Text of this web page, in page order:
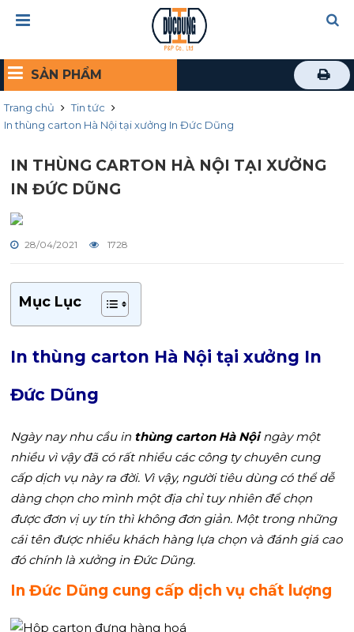
SẢN PHẨM
Trang chủ
Tin tức
In thùng carton Hà Nội tại xưởng In Đức Dũng
IN THÙNG CARTON HÀ NỘI TẠI XƯỞNG
IN ĐỨC DŨNG
28/04/2021 1728
Mục Lục
In thùng carton Hà Nội tại xưởng In
Đức Dũng
Ngày nay nhu cầu in thùng carton Hà Nộingày một
nhiều vì vậy đã có rất nhiều các công ty chuyên cung
cấp dịch vụ này ra đời. Vì vậy, người tiêu dùng có thể dễ
dàng chọn cho mình một địa chỉ tuy nhiên để chọn
được đơn vị uy tín thì không đơn giản. Một trong những
cái tên được nhiều khách hàng lựa chọn và đánh giá cao
đó chính là xưởng in Đức Dũng.
In Đức Dũng cung cấp dịch vụ chất lượng